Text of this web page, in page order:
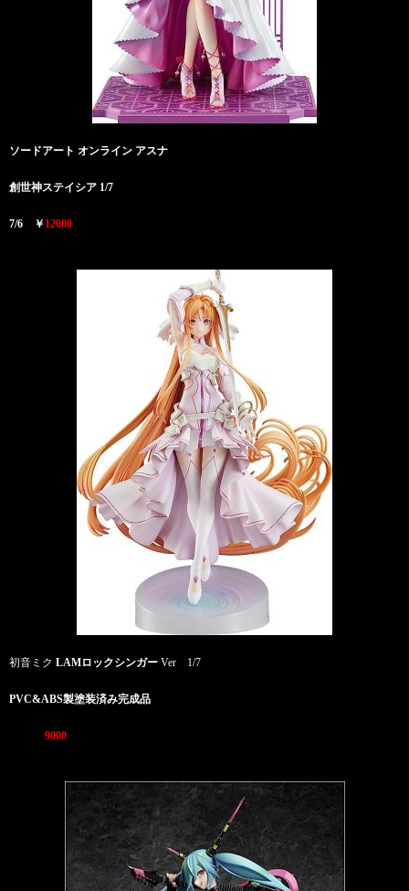
ソードアート オンライン アスナ
創世神ステイシア 1/7
7/6 ￥ 12000
初音ミク LAMロックシンガー Ver 1/7
PVC&ABS製塗装済み完成品
9000